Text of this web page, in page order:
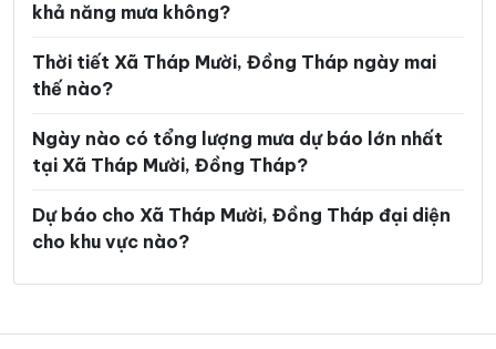
Xã Lương Hòa Lạc
Xã Mỹ Đức Tây Xã Mỹ Hiệp
Xã Mỹ Lợi
Xã Mỹ Thành Xã Mỹ Thiện
Xã Mỹ Thọ Xã Mỹ Tịnh An
Xã Ngũ Hiệp Xã Phong Hòa
khả năng mưa không?
Thời tiết Xã Tháp Mười, Đồng Tháp ngày mai
thế nào?
Ngày nào có tổng lượng mưa dự báo lớn nhất
tại Xã Tháp Mười, Đồng Tháp?
Dự báo cho Xã Tháp Mười, Đồng Tháp đại diện
cho khu vực nào?